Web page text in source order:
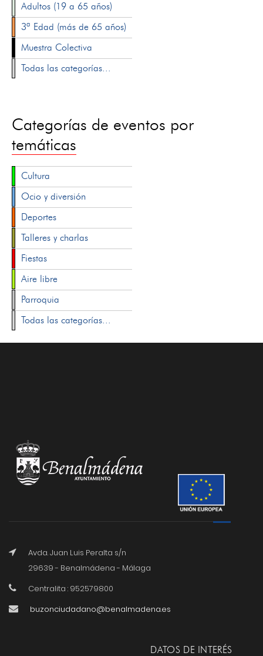
Adultos (19 a 65 años)
3ª Edad (más de 65 años)
Muestra Colectiva
Todas las categorías...
Categorías de eventos por
temáticas
Cultura
Ocio y diversión
Deportes
Talleres y charlas
Fiestas
Aire libre
Parroquia
Todas las categorías...
Avda. Juan Luis Peralta s/n
29639 - Benalmádena - Málaga
Centralita : 952579800
buzonciudadano@benalmadena.es
DATOS DE INTERÉS